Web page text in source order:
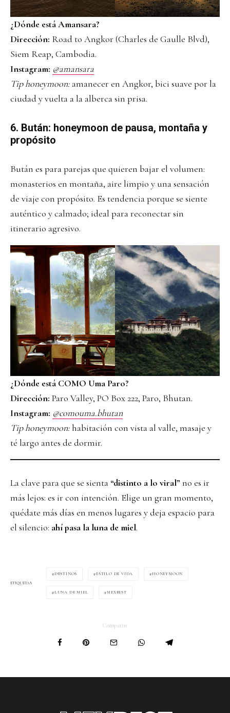
¿Dónde está Amansara?
Dirección: Road to Angkor (Charles de Gaulle Blvd),
Siem Reap, Cambodia.
Instagram: @amansara
Tip honeymoon: amanecer en Angkor, bici suave por la
ciudad y vuelta a la alberca sin prisa.
6. Bután: honeymoon de pausa, montaña y
propósito
Bután es para parejas que quieren bajar el volumen:
monasterios en montaña, aire limpio y una sensación
de viaje con propósito. Es tendencia porque se siente
auténtico y calmado; ideal para reconectar sin
itinerario agresivo.
¿Dónde está COMO Uma Paro?
Dirección: Paro Valley, PO Box 222, Paro, Bhutan.
Instagram: @comouma.bhutan
Tip honeymoon:habitación con vista al valle, masaje y
té largo antes de dormir.
La clave para que se sienta “distinto a lo viral” no es ir
más lejos: es ir con intención. Elige un gran momento,
quédate más días en menos lugares y deja espacio para
el silencio: ahí pasa la luna de miel.
ETIQUETAS
DESTINOS ESTILO DE VIDA HONEYMOON
LUNA DE MIEL MEXBEST
Compartir